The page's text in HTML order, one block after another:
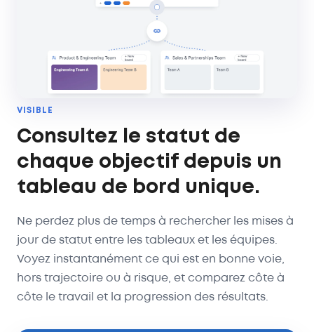
VISIBLE
Consultez le statut de
chaque objectif depuis un
tableau de bord unique.
Ne perdez plus de temps à rechercher les mises à
jour de statut entre les tableaux et les équipes.
Voyez instantanément ce qui est en bonne voie,
hors trajectoire ou à risque, et comparez côte à
côte le travail et la progression des résultats.